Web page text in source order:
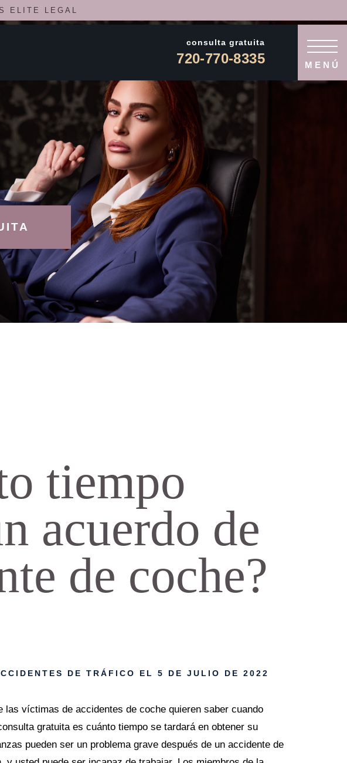
ELITE LEGAL
consulta gratuita
720-770-8335 MENÚ
tiempo
acuerdo de
de coche?
DE TRÁFICO EL 5 DE JULIO DE 2022
las víctimas de accidentes de coche quieren saber cuando
gratuita es cuánto tiempo se tardará en obtener su
pueden ser un problema grave después de un accidente de